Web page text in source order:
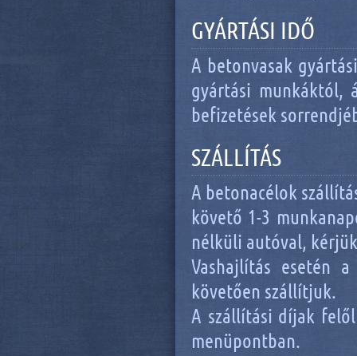
GYÁRTÁSI IDŐ
A betonvasak
gyártási munkáktól,
befizetések
SZÁLLÍTÁS
A betonacélok
követő 1-3
nélküli autóval,
Vashajlítás esetén
követően szállítjuk.
A szállítási díjak
menüpontban.